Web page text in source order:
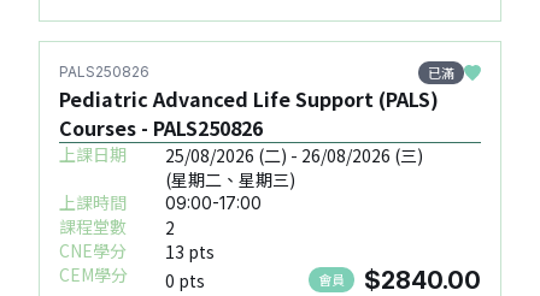
PALS250826 已滿
Pediatric Advanced Life Support (PALS)
Courses - PALS250826
上課日期
25/08/2026 (二) - 26/08/2026 (三)
(星期二、星期三)
上課時間
09:00-17:00
課程堂數
2
CNE學分
13 pts
CEM學分
0 pts 會員 $2840.00